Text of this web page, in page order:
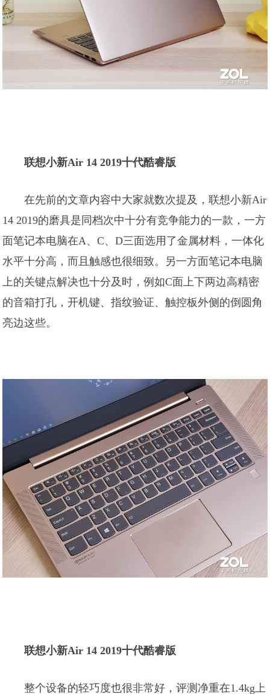
联想小新Air 14 2019十代酷睿版
在先前的文章内容中大家就数次提及，联想小新Air
14 2019的磨具是同档次中十分有竞争能力的一款，一方
面笔记本电脑在A、C、D三面选用了金属材料，一体化
水平十分高，而且触感也很细致。另一方面笔记本电脑
上的关键点解决也十分及时，例如C面上下两边高精密
的音箱打孔，开机键、指纹验证、触控板外侧的倒圆角
亮边这些。
联想小新Air 14 2019十代酷睿版
整个设备的轻巧度也很非常好，评测净重在1.4kg上